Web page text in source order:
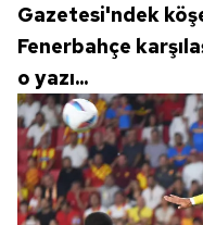
Gazetesi'ndek
Fenerbahçe
o yazı...